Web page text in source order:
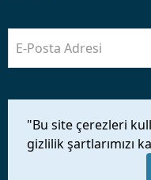
"Bu site çerezleri
gizlilik şartlarımızı
E-Posta Adresi